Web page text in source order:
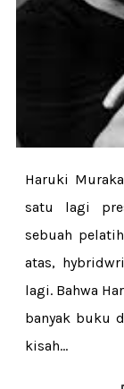
Haruki
satu lagi
sebuah
atas,
lagi. Bahwa
banyak buku
kisah...